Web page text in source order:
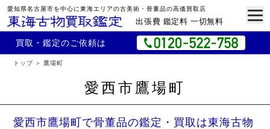
愛知県名古屋市を中心に東海エリアの古美術・骨董品の高価買取店
出張費 鑑定料 一切無料
買取・鑑定のご依頼は
トップ 鷹場町
愛西市鷹場町
愛西市鷹場町で骨董品の鑑定・買取は東海古物